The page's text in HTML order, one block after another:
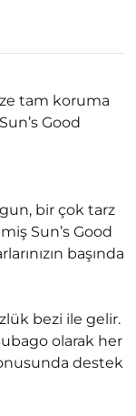
tam koruma
Good
bir çok tarz
Sun’s Good
başında
bezi ile gelir.
olarak her
destek